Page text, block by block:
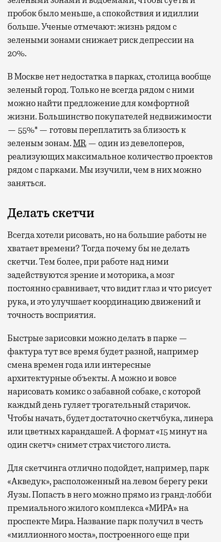
пробок было меньше, а спокойствия и идиллии
больше. Ученые отмечают: жизнь рядом с
зелеными зонами снижает риск депрессии на
20%.
В Москве нет недостатка в парках, столица вообще
зеленый город. Только не всегда рядом с ними
можно найти предложение для комфортной
жизни. Большинство покупателей недвижимости
— 55%* — готовы переплатить за близость к
зеленым зонам.MR — один из девелоперов,
реализующих максимальное количество проектов
рядом с парками. Мы изучили, чем в них можно
заняться.
Делать скетчи
Всегда хотели рисовать, но на большие работы не
хватает времени? Тогда почему бы не делать
скетчи. Тем более, при работе над ними
задействуются зрение и моторика, а мозг
постоянно сравнивает, что видит глаз и что рисует
рука, и это улучшает координацию движений и
точность восприятия.
Быстрые зарисовки можно делать в парке —
фактура тут все время будет разной, например
смена времен года или интересные
архитектурные объекты. А можно и вовсе
нарисовать комикс о забавной собаке, с которой
каждый день гуляет трогательный старичок.
Чтобы начать, будет достаточно скетчбука, линера
или цветных карандашей. А формат «15 минут на
один скетч» снимет страх чистого листа.
Для скетчинга отлично подойдет, например, парк
«Акведук», расположенный на левом берегу реки
Яузы. Попасть в него можно прямо из гранд-лобби
премиального жилого комплекса «МИРА» на
проспекте Мира. Название парк получил в честь
«миллионного моста», построенного еще при